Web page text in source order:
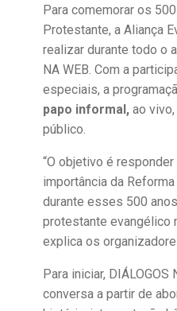
Para comemorar os
Protestante, a Aliança
realizar durante todo o
NA WEB. Com a
especiais, a
papo informal,ao vivo,
público.
“O objetivo é
importância da
durante esses 500
protestante evangélico
explica os
Para iniciar, DIÁLOGOS
conversa a partir de